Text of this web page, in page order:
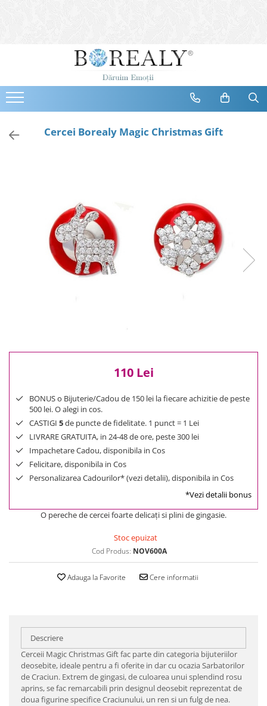
Bijuterii
Cercei
Bratari
Coliere
Bijuterii Femei
Bijuterii Copii
Bijuterii Mirese
Pret
200 Lei - 300 Lei
300 Lei - 500 Lei
500 Lei - 1000 Lei
1000 Lei +
Cercei Borealy Magic Christmas Gift
110 Lei
BONUS o Bijuterie/Cadou de 150 lei la fiecare achizitie de peste
500 lei. O alegi in cos.
CASTIGI 5de puncte de fidelitate. 1 punct = 1 Lei
LIVRARE GRATUITA, in 24-48 de ore, peste 300 lei
Impachetare Cadou, disponibila in Cos
Felicitare, disponibila in Cos
Personalizarea Cadourilor* (vezi detalii), disponibila in Cos
*Vezi detalii bonus
O pereche de cercei foarte delicați si plini de gingasie.
Stoc epuizat
Cod Produs: NOV600A
Adauga la Favorite Cere informatii
Descriere
Cerceii Magic Christmas Gift fac parte din categoria bijuteriilor
deosebite, ideale pentru a fi oferite in dar cu ocazia Sarbatorilor
de Craciun. Extrem de gingasi, de culoarea unui splendind rosu
aprins, se fac remarcabili prin designul deosebit reprezentat de
doua figurine specifice Craciunului, un ren si un fulg de nea.